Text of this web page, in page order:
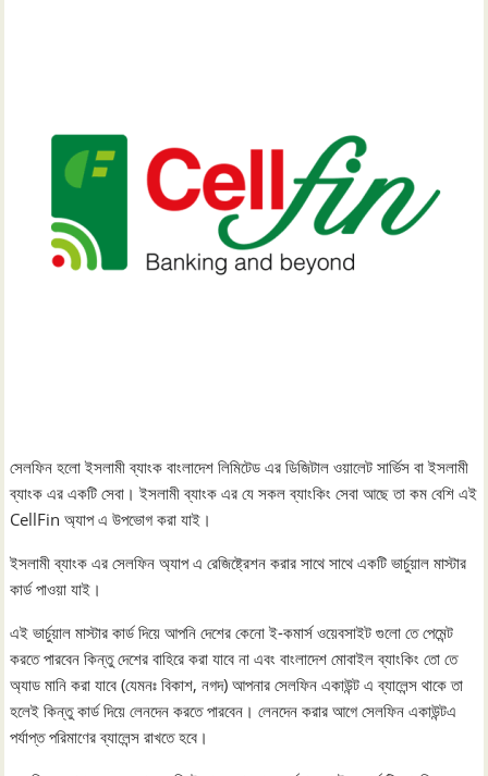
সেলফিন হলো ইসলামী ব্যাংক বাংলাদেশ লিমিটেড এর ডিজিটাল ওয়ালেট সার্ভিস বা ইসলামী
ব্যাংক এর একটি সেবা। ইসলামী ব্যাংক এর যে সকল ব্যাংকিং সেবা আছে তা কম বেশি এই
CellFin অ্যাপ এ উপভোগ করা যাই।
ইসলামী ব্যাংক এর সেলফিন অ্যাপ এ রেজিষ্ট্রেশন করার সাথে সাথে একটি ভার্চুয়াল মাস্টার
কার্ড পাওয়া যাই।
এই ভার্চুয়াল মাস্টার কার্ড দিয়ে আপনি দেশের কেনো ই-কমার্স ওয়েবসাইট গুলো তে পেমেন্ট
করতে পারবেন কিন্তু দেশের বাহিরে করা যাবে না এবং বাংলাদেশ মোবাইল ব্যাংকিং তো তে
অ্যাড মানি করা যাবে (যেমনঃ বিকাশ, নগদ) আপনার সেলফিন একাউন্ট এ ব্যালেন্স থাকে তা
হলেই কিন্তু কার্ড দিয়ে লেনদেন করতে পারবেন। লেনদেন করার আগে সেলফিন একাউন্টএ
পর্যাপ্ত পরিমাণের ব্যালেন্স রাখতে হবে।